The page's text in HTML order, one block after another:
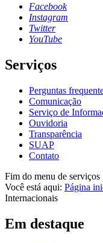
Facebook
Instagram
Twitter
YouTube
Serviços
Perguntas
Comunicação
Serviço de
Ouvidoria
Transparência
SUAP
Contato
Fim do menu de serviços
Você está aqui: Página
Internacionais
Em destaque